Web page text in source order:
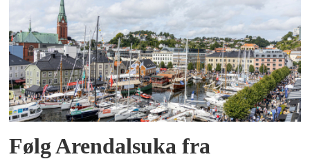
Følg Arendalsuka fra